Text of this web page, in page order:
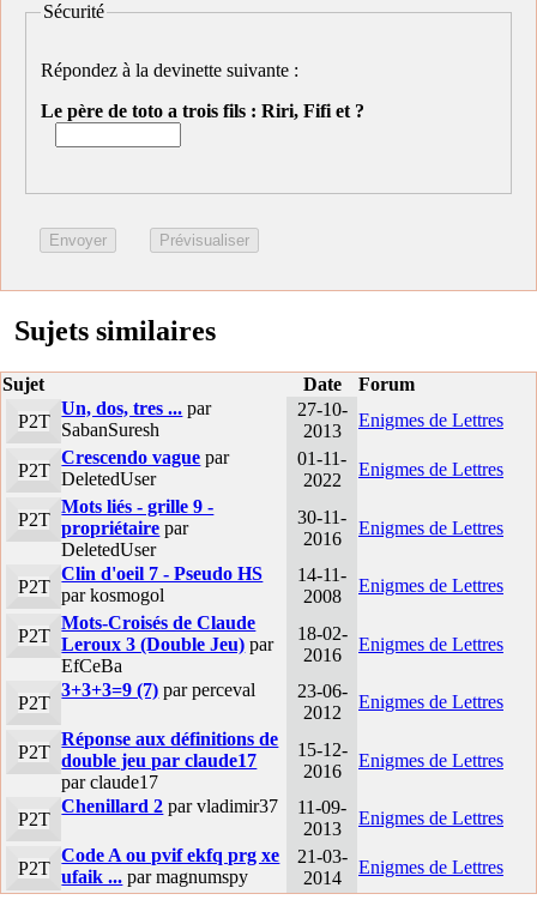
Sécurité
Répondez à la devinette suivante :
Le père de toto a trois fils : Riri, Fifi et ?
Sujets similaires
Sujet Date
Forum
P2T
Un, dos, tres ... par
SabanSuresh
27-10-
2013
Enigmes de Lettres
P2T
Crescendo vague par
DeletedUser
01-11-
2022
Enigmes de Lettres
P2T
Mots liés - grille 9 -
propriétaire par
DeletedUser
30-11-
2016
Enigmes de Lettres
P2T
Clin d'oeil 7 - Pseudo HS
par kosmogol
14-11-
2008
Enigmes de Lettres
P2T
Mots-Croisés de Claude
Leroux 3 (Double Jeu) par
EfCeBa
18-02-
2016
Enigmes de Lettres
P2T
3+3+3=9 (7) par perceval
23-06-
2012
Enigmes de Lettres
P2T
Réponse aux définitions de
double jeu par claude17
par claude17
15-12-
2016
Enigmes de Lettres
P2T
Chenillard 2 par vladimir37
11-09-
2013
Enigmes de Lettres
P2T
Code A ou pvif ekfq prg xe
ufaik ... par magnumspy
21-03-
2014
Enigmes de Lettres